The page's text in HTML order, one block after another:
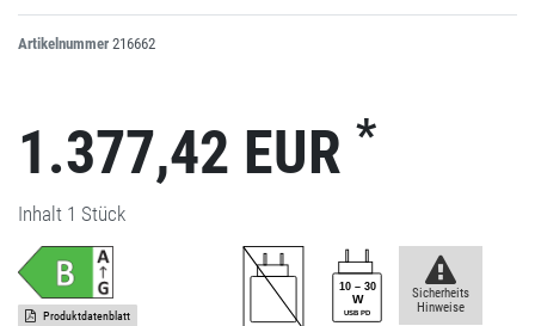
Artikelnummer 216662
1.377,42 EUR *
Inhalt 1 Stück
Produktdatenblatt
Sicherheits
Hinweise